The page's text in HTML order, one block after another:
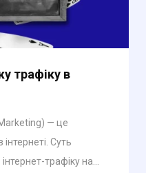
трафіку в
— це
Суть
трафіку на...